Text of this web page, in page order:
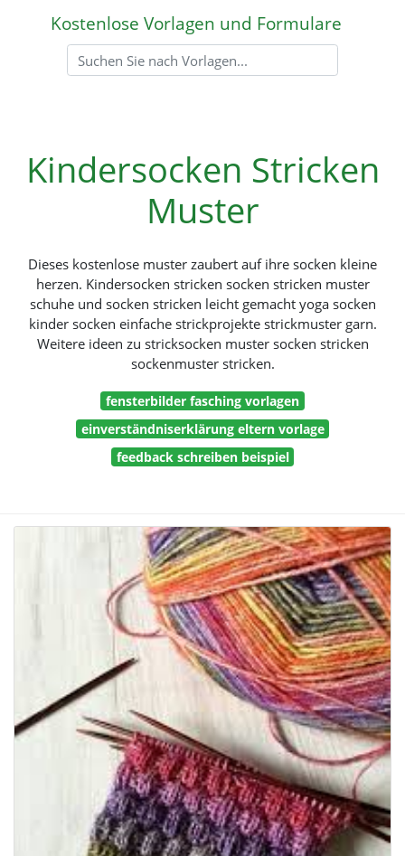
Kostenlose Vorlagen und Formulare
Kindersocken Stricken
Muster
Dieses kostenlose muster zaubert auf ihre socken kleine
herzen. Kindersocken stricken socken stricken muster
schuhe und socken stricken leicht gemacht yoga socken
kinder socken einfache strickprojekte strickmuster garn.
Weitere ideen zu stricksocken muster socken stricken
sockenmuster stricken.
fensterbilder fasching vorlagen
einverständniserklärung eltern vorlage
feedback schreiben beispiel